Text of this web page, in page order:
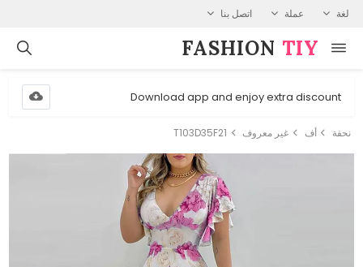
لغة عملة اتصل بنا
FASHION⁠ TIY
Download app and enjoy extra discount
نحفة أف غير معروف T103D35F21